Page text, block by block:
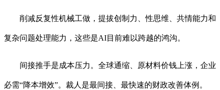
削减反复性机械工做，提拔创制力、性思维、共情能力和
复杂问题处理能力，这些是AI目前难以跨越的鸿沟。
间接推手是成本压力。全球通缩、原材料价钱上涨，企业
必需“降本增效”。裁人是最间接、最快速的财政改善体例。